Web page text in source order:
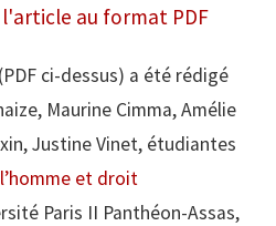
au format PDF
ci-dessus) a été rédigé
Maurine Cimma, Amélie
Justine Vinet, étudiantes
et droit
Paris II Panthéon-Assas,